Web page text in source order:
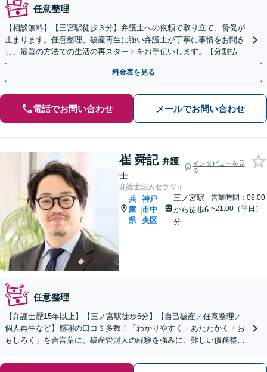
任意整理
【相談無料】【三宮駅徒歩３分】弁護士への依頼で取り立て、督促が
止まります。任意整理、破産再生に強い弁護士が丁寧に事情をお聞き
し、最善の方法での生活の再スタートをお手伝いします。【分割払
可】【夜間休日対応可】【完全個室】
料金表を見る
電話でお問い合わせ メールでお問い合わせ
崔 舜記 弁護
士
インタビューを見
る
弁護士法人セラヴィ
兵
庫
県
|
神戸
市中
央区
三ノ宮駅
から徒歩6
分
営業時間：09:00
~21:00（平日）
任意整理
【弁護士歴15年以上】【三ノ宮駅徒歩6分】【自己破産／任意整理／
個人再生など】感謝の口コミ多数！「わかりやすく・あたたかく・お
もしろく」を合言葉に。破産管財人の経験を強みに、難しい債務整理